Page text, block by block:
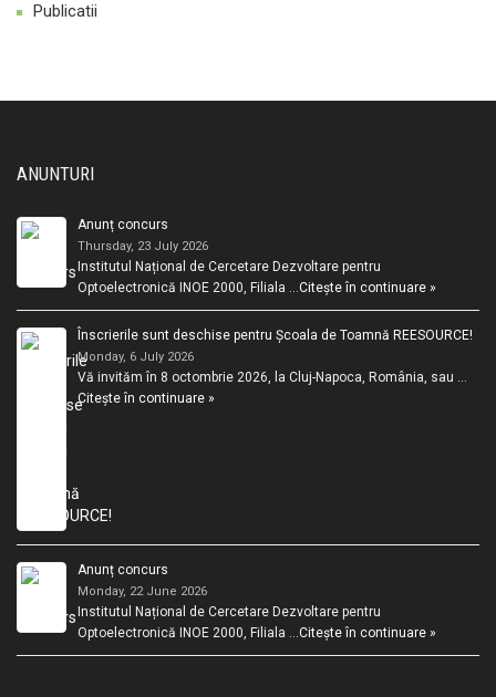
Publicatii
ANUNTURI
Anunț concurs
Thursday, 23 July 2026
Institutul Național de Cercetare Dezvoltare pentru
Optoelectronică INOE 2000, Filiala …Citește în continuare »
Înscrierile sunt deschise pentru Școala de Toamnă REESOURCE!
Monday, 6 July 2026
Vă invităm în 8 octombrie 2026, la Cluj-Napoca, România, sau …
Citește în continuare »
Anunț concurs
Monday, 22 June 2026
Institutul Național de Cercetare Dezvoltare pentru
Optoelectronică INOE 2000, Filiala …Citește în continuare »